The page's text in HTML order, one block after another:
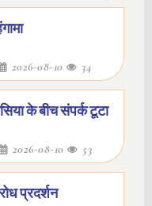
2026-08-10 34
के बीच संपर्क टूटा
2026-08-10 53
प्रदर्शन